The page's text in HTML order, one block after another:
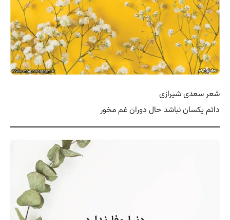
شعر سعدی شیرازی
دائم یکسان نباشد حال دوران غم مخور